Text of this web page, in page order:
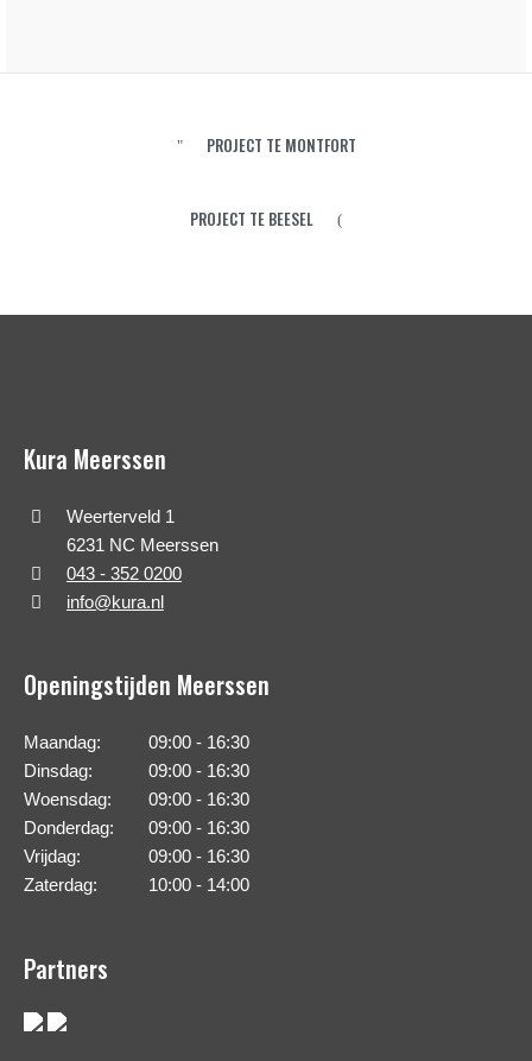
PROJECT TE MONTFORT
PROJECT TE BEESEL
Kura Meerssen
Weerterveld 1
6231 NC Meerssen
043 - 352 0200
info@kura.nl
Openingstijden Meerssen
Maandag:
09:00 - 16:30
Dinsdag:
09:00 - 16:30
Woensdag:
09:00 - 16:30
Donderdag:
09:00 - 16:30
Vrijdag:
09:00 - 16:30
Zaterdag:
10:00 - 14:00
Partners